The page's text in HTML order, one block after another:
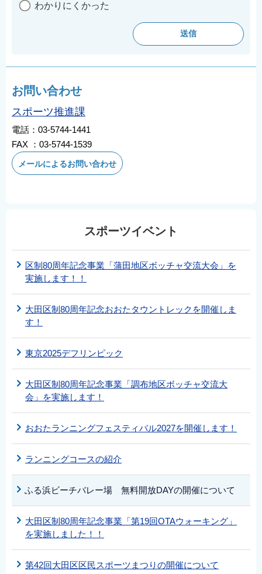
わかりにくかった
お問い合わせ
スポーツ推進課
電話：03-5744-1441
FAX ：03-5744-1539
メールによるお問い合わせ
スポーツイベント
区制80周年記念事業「蒲田地区ボッチャ交流大会」を
実施します！！
大田区制80周年記念おおたタウントレックを開催しま
す！
東京2025デフリンピック
大田区制80周年記念事業「調布地区ボッチャ交流大
会」を実施します！
おおたランニングフェスティバル2027を開催します！
ランニングコースの紹介
ふる浜ビーチバレー場 無料開放DAYの開催について
大田区制80周年記念事業「第19回OTAウォーキング」
を実施しました！！
第42回大田区区民スポーツまつりの開催について